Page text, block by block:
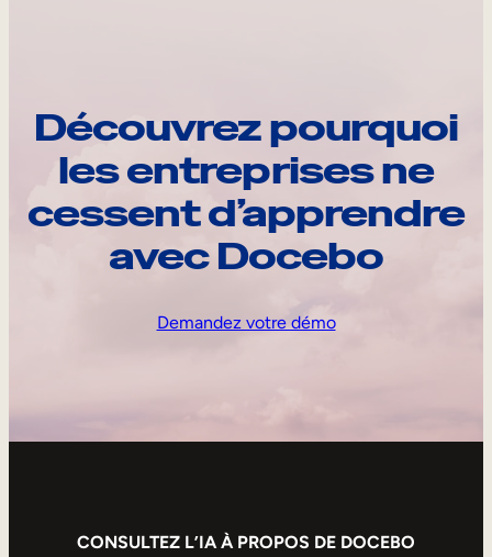
Découvrez pourquoi
les entreprises ne
cessent d’apprendre
avec Docebo
Demandez votre démo
CONSULTEZ L’IA À PROPOS DE DOCEBO